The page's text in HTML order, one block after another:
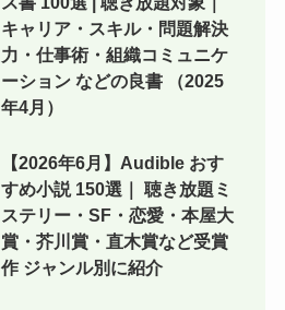
キャリア・スキル・問題解決
力・仕事術・組織コミュニケ
ーション などの良書 （2025
年4月）
【2026年6月】Audible おす
すめ小説 150選｜ 聴き放題ミ
ステリー・SF・恋愛・本屋大
賞・芥川賞・直木賞など受賞
作 ジャンル別に紹介